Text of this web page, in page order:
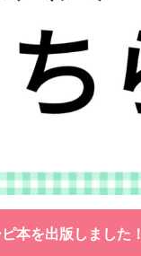
本を出版しました！